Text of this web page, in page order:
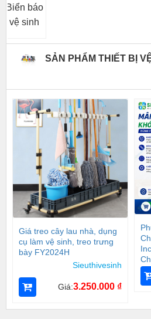
Biển báo
vệ sinh
SẢN PHẨM THIẾT BỊ
Giá treo cây lau nhà, dụng
cụ làm vệ sinh, treo trưng
bày FY2024H
Sieuthivesinh
Giá:3.250.000 ₫